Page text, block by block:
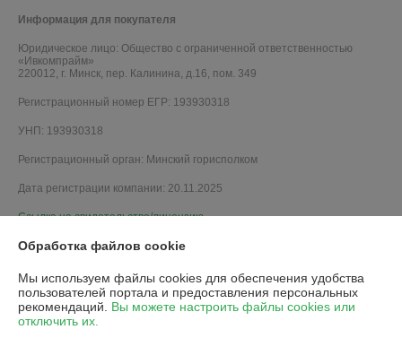
Информация для покупателя
Юридическое лицо: Общество с ограниченной ответственностью
«Ивкомпрайм»
220012, г. Минск, пер. Калинина, д.16, пом. 349
Регистрационный номер ЕГР: 193930318
УНП: 193930318
Регистрационный орган: Минский горисполком
Дата регистрации компании: 20.11.2025
Ссылка на свидетельство/лицензию
Обработка файлов cookie
Мы используем файлы cookies для обеспечения удобства
пользователей портала и предоставления персональных
рекомендаций. Вы можете настроить файлы cookies или
отключить их.